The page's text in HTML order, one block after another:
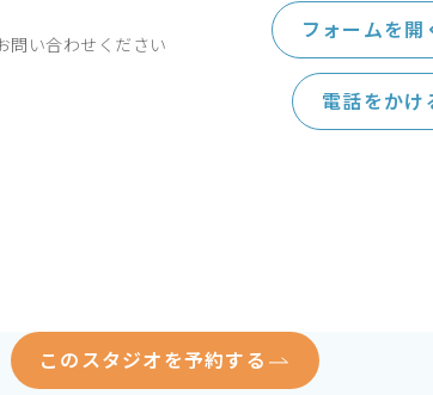
問い合わせください
フォームを開
電話をかけ
このスタジオを予約する